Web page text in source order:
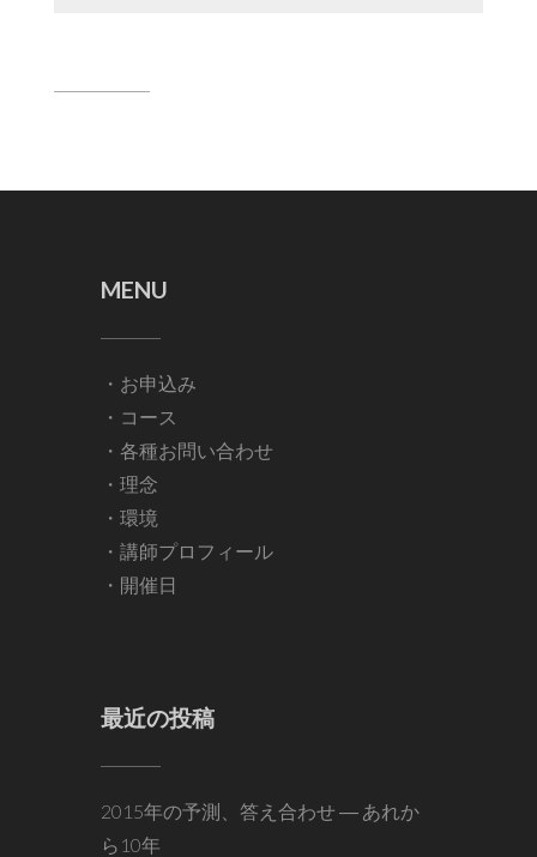
MENU
・お申込み
・コース
・各種お問い合わせ
・理念
・環境
・講師プロフィール
・開催日
最近の投稿
2015年の予測、答え合わせ ― あれか
ら10年